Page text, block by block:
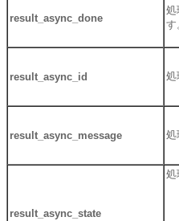
result_async_done
処
す
result_async_id 処
result_async_message 処
result_async_state
処